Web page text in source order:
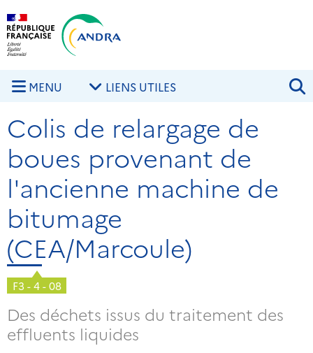
Aller au contenu principal
MENU LIENS UTILES
Colis de relargage de
boues provenant de
l'ancienne machine de
bitumage
(CEA/Marcoule)
F3 - 4 - 08
Des déchets issus du traitement des
effluents liquides